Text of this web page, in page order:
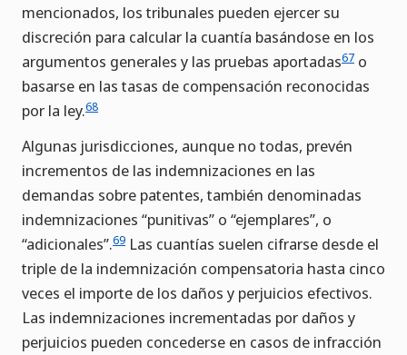
mencionados, los tribunales pueden ejercer su
discreción para calcular la cuantía basándose en los
argumentos generales y las pruebas aportadas67 o
basarse en las tasas de compensación reconocidas
por la ley.68
Algunas jurisdicciones, aunque no todas, prevén
incrementos de las indemnizaciones en las
demandas sobre patentes, también denominadas
indemnizaciones “punitivas” o “ejemplares”, o
“adicionales”.69 Las cuantías suelen cifrarse desde el
triple de la indemnización compensatoria hasta cinco
veces el importe de los daños y perjuicios efectivos.
Las indemnizaciones incrementadas por daños y
perjuicios pueden concederse en casos de infracción